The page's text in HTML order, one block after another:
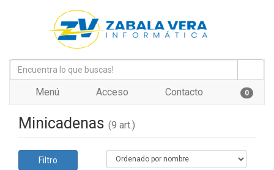
Menú Acceso Contacto 0
Minicadenas (9 art.)
Filtro